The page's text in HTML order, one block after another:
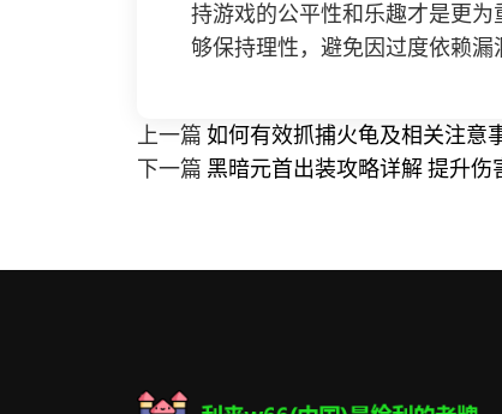
持游戏的公平性和乐趣才是更
够保持理性，避免因过度依赖漏
上一篇 如何有效抓捕火龟及相关注意
下一篇 黑暗元首出装攻略详解 提升